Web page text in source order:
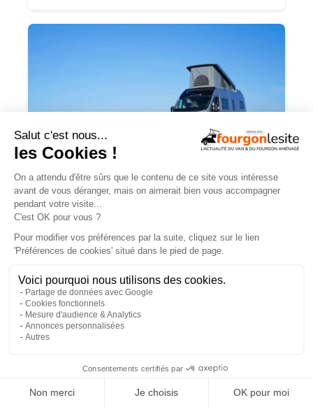
Campérêve Magellan 746 : la conquête
de l’espace
TROUVEZUN AMÉNAGEUR
PRÈS DE CHEZ VOUS !
professionnels de l'aménagement de vans